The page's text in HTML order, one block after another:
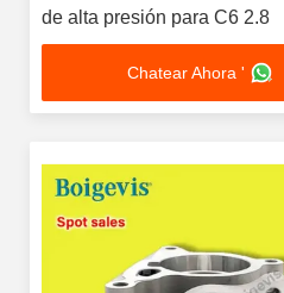
de alta presión para C6 2.8
Chatear Ahora '